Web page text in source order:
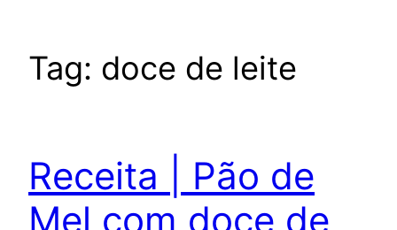
Tag: doce de leite
Receita | Pão de
Mel com doce de